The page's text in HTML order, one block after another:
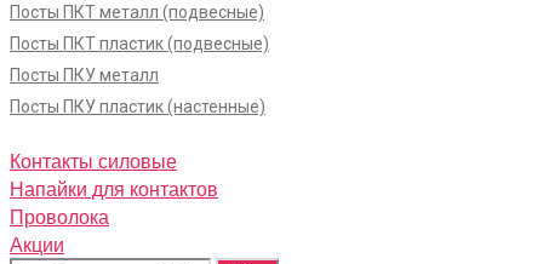
Посты ПКТ металл (подвесные)
Посты ПКТ пластик (подвесные)
Посты ПКУ металл
Посты ПКУ пластик (настенные)
Контакты силовые
Напайки для контактов
Проволока
Акции